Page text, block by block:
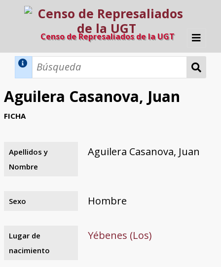
Censo de Represaliados de la UGT
Inicio
Razones y objetivos
El equipo
Colaboradores
Fuentes documentales
Aguilera Casanova, Juan
FICHA
Apellidos y
Nombre
Aguilera Casanova, Juan
Sexo Hombre
Lugar de
nacimiento
Yébenes (Los)